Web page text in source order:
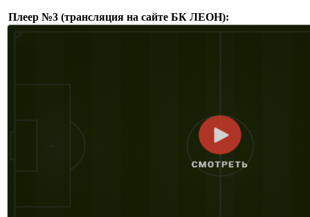
Плеер №3 (трансляция на сайте БК ЛЕОН):